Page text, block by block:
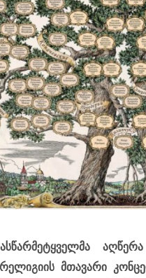
მთავარი